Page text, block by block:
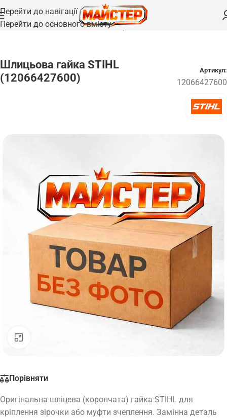
Перейти до навігації
Перейти до основного вмісту
Головна /Запчастини/Гвинти болти та кріплення
Шлицьова гайка STIHL
(12066427600)
Артикул:
12066427600
Порівняти
Оригінальна шліцева (корончата) гайка STIHL для
кріплення зірочки або муфти зчеплення. Замінна деталь